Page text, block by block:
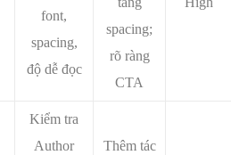
font,
spacing,
độ dễ đọc
spacing;
rõ ràng
CTA
Kiểm tra
Author
Thêm tác